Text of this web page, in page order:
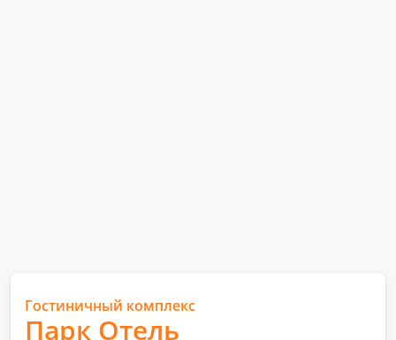
Гостиничный комплекс
Парк Отель